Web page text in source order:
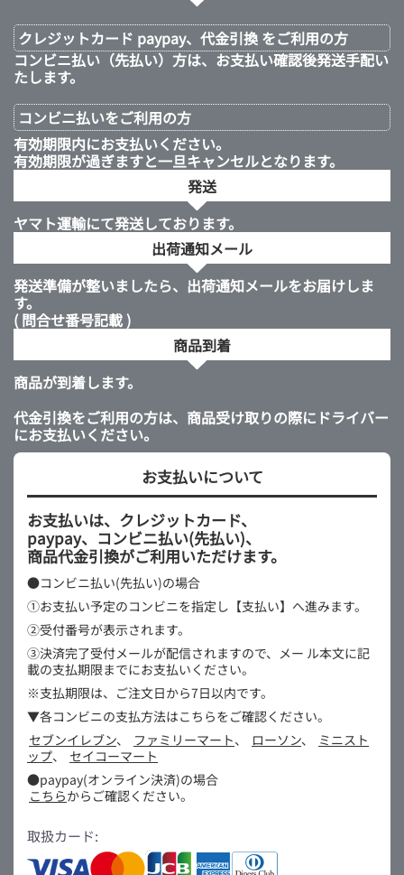
クレジットカード paypay、代金引換 をご利用の方
コンビニ払い（先払い）方は、お支払い確認後発送手配い
たします。
コンビニ払いをご利用の方
有効期限内にお支払いください。
有効期限が過ぎますと一旦キャンセルとなります。
発送
ヤマト運輸にて発送しております。
出荷通知メール
発送準備が整いましたら、出荷通知メールをお届けしま
す。
( 問合せ番号記載 )
商品到着
商品が到着します。
代金引換をご利用の方は、商品受け取りの際にドライバー
にお支払いください。
お支払いについて
お支払いは、クレジットカード、
paypay、コンビニ払い(先払い)、
商品代金引換がご利用いただけます。
●コンビニ払い(先払い)の場合
①お支払い予定のコンビニを指定し【支払い】へ進みます。
②受付番号が表示されます。
③決済完了受付メールが配信されますので、メー ル本文に記
載の支払期限までにお支払いください。
※支払期限は、ご注文日から7日以内です。
▼各コンビニの支払方法はこちらをご確認ください。
セブンイレブン、 ファミリーマート、 ローソン、
ミニスト
ップ、
セイコーマート
●paypay(オンライン決済)の場合
こちらからご確認ください。
取扱カード: